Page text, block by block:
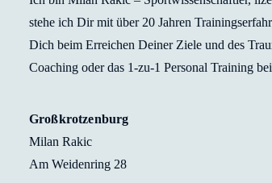
stehe ich Dir mit über 20 Jahren
Dich beim Erreichen Deiner Ziele und des
Coaching oder das 1-zu-1 Personal Training
Großkrotzenburg
Milan Rakic
Am Weidenring 28